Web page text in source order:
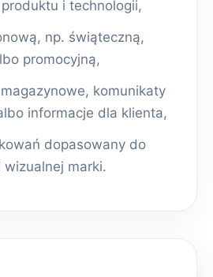
i technologii,
np. świąteczną,
promocyjną,
komunikaty
informacje dla klienta,
dopasowany do
marki.